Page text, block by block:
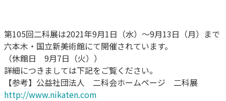
第105回二科展は2021年9月1日（水）～9月13日（月）まで
六本木・国立新美術館にて開催されています。
（休館日 9月7日（火））
詳細につきましては下記をご覧ください。
【参考】公益社団法人 二科会ホームページ 二科展
http://www.nikaten.com